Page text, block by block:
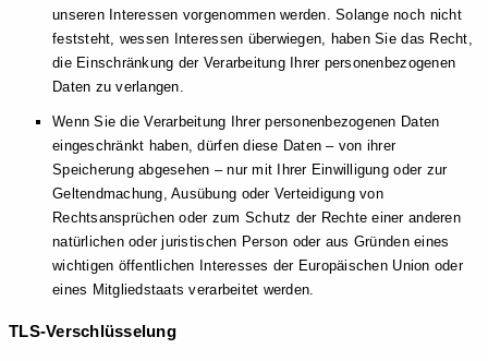
unseren Interessen vorgenommen werden. Solange noch nicht
feststeht, wessen Interessen überwiegen, haben Sie das Recht,
die Einschränkung der Verarbeitung Ihrer personenbezogenen
Daten zu verlangen.
Wenn Sie die Verarbeitung Ihrer personenbezogenen Daten
eingeschränkt haben, dürfen diese Daten – von ihrer
Speicherung abgesehen – nur mit Ihrer Einwilligung oder zur
Geltendmachung, Ausübung oder Verteidigung von
Rechtsansprüchen oder zum Schutz der Rechte einer anderen
natürlichen oder juristischen Person oder aus Gründen eines
wichtigen öffentlichen Interesses der Europäischen Union oder
eines Mitgliedstaats verarbeitet werden.
TLS-Verschlüsselung